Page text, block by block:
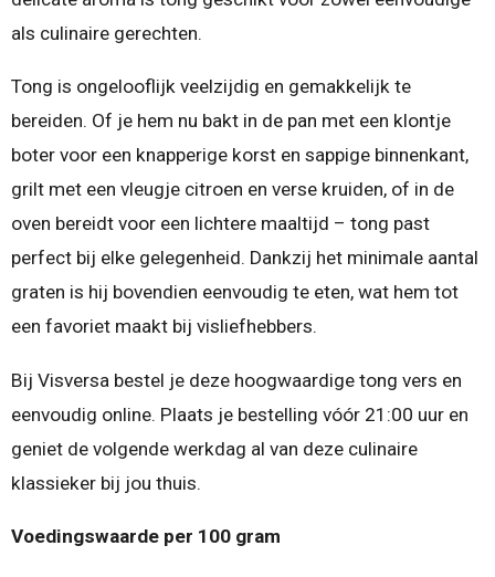
als culinaire gerechten.
Tong is ongelooflijk veelzijdig en gemakkelijk te
bereiden. Of je hem nu bakt in de pan met een klontje
boter voor een knapperige korst en sappige binnenkant,
grilt met een vleugje citroen en verse kruiden, of in de
oven bereidt voor een lichtere maaltijd – tong past
perfect bij elke gelegenheid. Dankzij het minimale aantal
graten is hij bovendien eenvoudig te eten, wat hem tot
een favoriet maakt bij visliefhebbers.
Bij Visversa bestel je deze hoogwaardige tong vers en
eenvoudig online. Plaats je bestelling vóór 21:00 uur en
geniet de volgende werkdag al van deze culinaire
klassieker bij jou thuis.
Voedingswaarde per 100 gram